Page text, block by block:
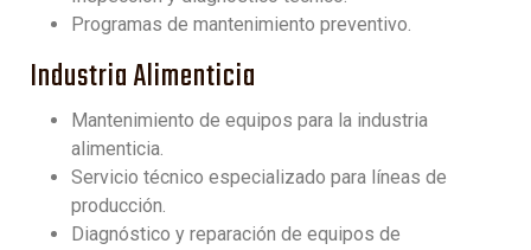
Programas de mantenimiento preventivo.
Industria Alimenticia
Mantenimiento de equipos para la industria
alimenticia.
Servicio técnico especializado para líneas de
producción.
Diagnóstico y reparación de equipos de